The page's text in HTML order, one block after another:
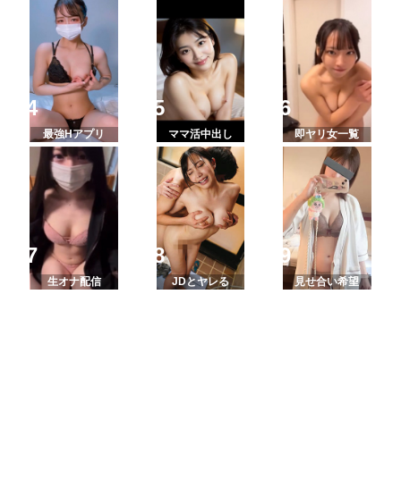
最強Hアプリ ママ活中出し 即ヤリ女一覧
生オナ配信 JDとヤレる 見せ合い希望